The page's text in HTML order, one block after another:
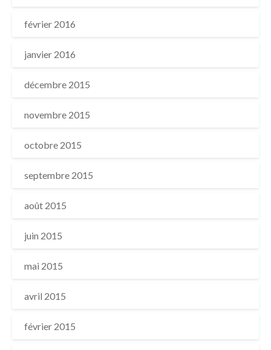
février 2016
janvier 2016
décembre 2015
novembre 2015
octobre 2015
septembre 2015
août 2015
juin 2015
mai 2015
avril 2015
février 2015